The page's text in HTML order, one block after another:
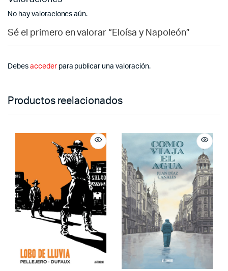
No hay valoraciones aún.
Sé el primero en valorar “Eloísa y Napoleón”
Debes accederpara publicar una valoración.
Productos reelacionados